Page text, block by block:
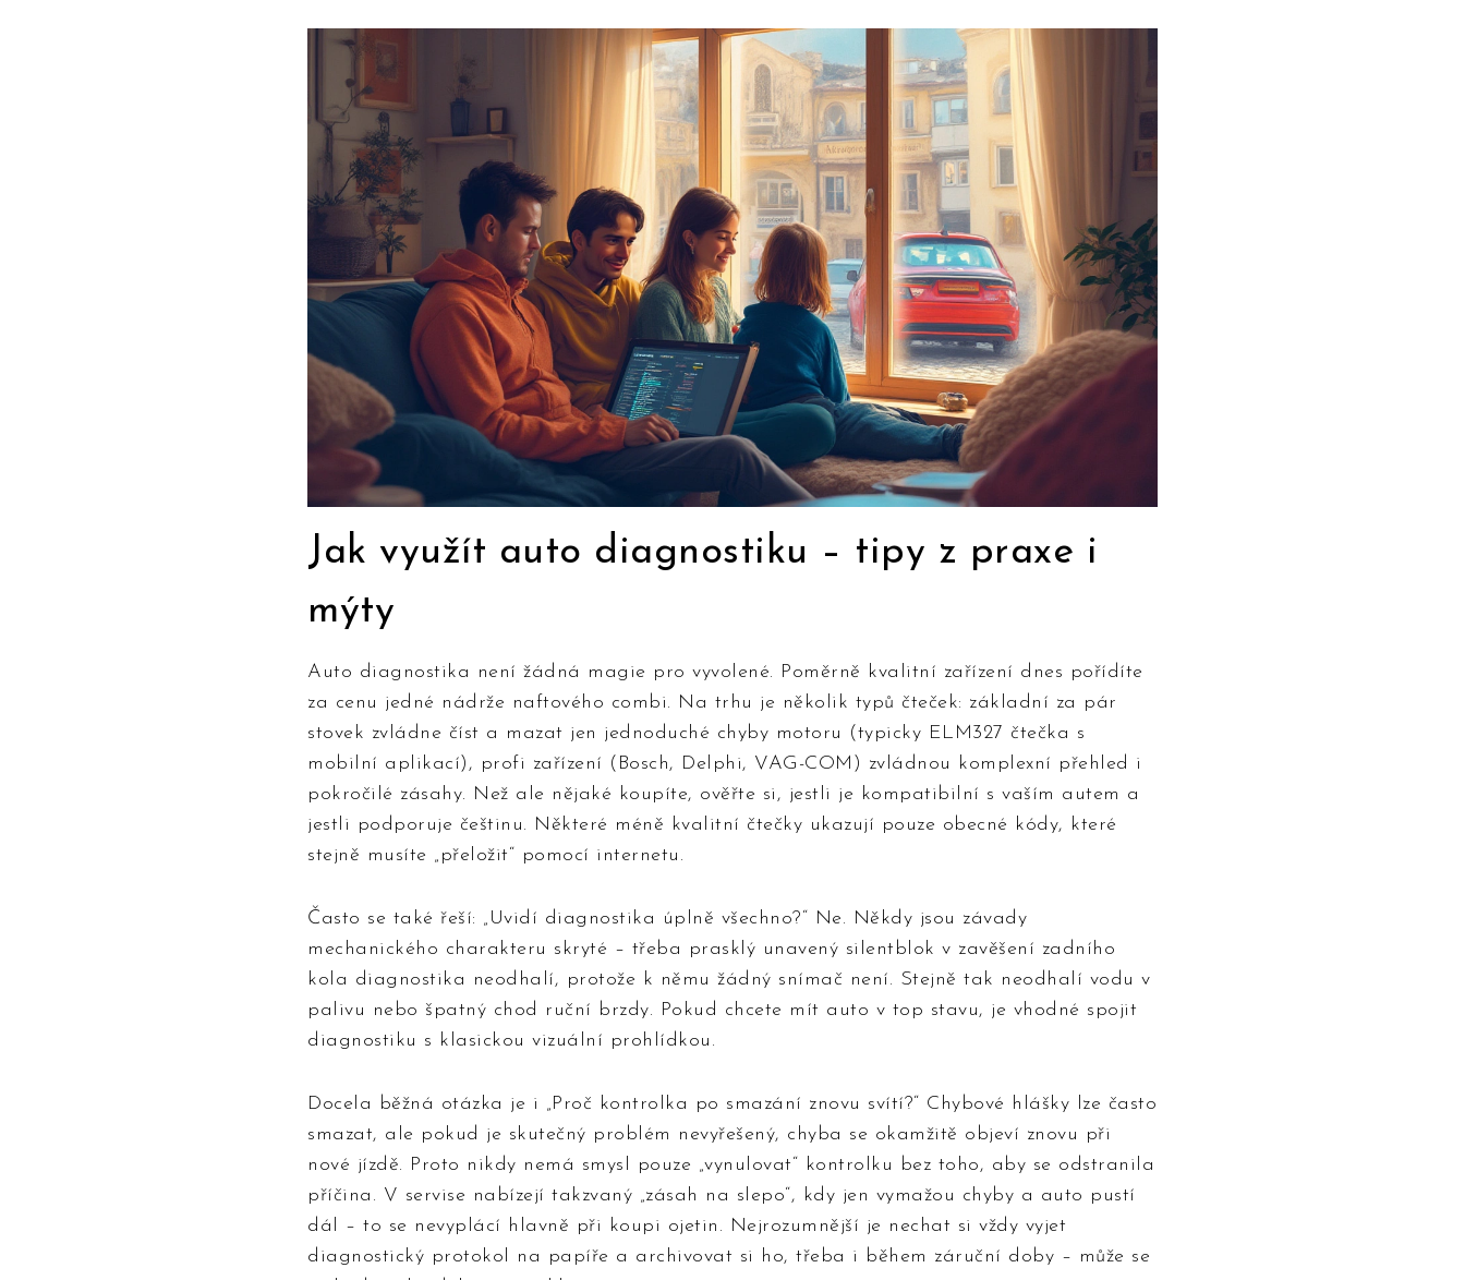
Jak využít auto diagnostiku – tipy z praxe i
mýty
Auto diagnostika není žádná magie pro vyvolené. Poměrně kvalitní zařízení dnes pořídíte
za cenu jedné nádrže naftového combi. Na trhu je několik typů čteček: základní za pár
stovek zvládne číst a mazat jen jednoduché chyby motoru (typicky ELM327 čtečka s
mobilní aplikací), profi zařízení (Bosch, Delphi, VAG-COM) zvládnou komplexní přehled i
pokročilé zásahy. Než ale nějaké koupíte, ověřte si, jestli je kompatibilní s vaším autem a
jestli podporuje češtinu. Některé méně kvalitní čtečky ukazují pouze obecné kódy, které
stejně musíte „přeložit“ pomocí internetu.
Často se také řeší: „Uvidí diagnostika úplně všechno?“ Ne. Někdy jsou závady
mechanického charakteru skryté – třeba prasklý unavený silentblok v zavěšení zadního
kola diagnostika neodhalí, protože k němu žádný snímač není. Stejně tak neodhalí vodu v
palivu nebo špatný chod ruční brzdy. Pokud chcete mít auto v top stavu, je vhodné spojit
diagnostiku s klasickou vizuální prohlídkou.
Docela běžná otázka je i „Proč kontrolka po smazání znovu svítí?“ Chybové hlášky lze často
smazat, ale pokud je skutečný problém nevyřešený, chyba se okamžitě objeví znovu při
nové jízdě. Proto nikdy nemá smysl pouze „vynulovat“ kontrolku bez toho, aby se odstranila
příčina. V servise nabízejí takzvaný „zásah na slepo“, kdy jen vymažou chyby a auto pustí
dál – to se nevyplácí hlavně při koupi ojetin. Nejrozumnější je nechat si vždy vyjet
diagnostický protokol na papíře a archivovat si ho, třeba i během záruční doby – může se